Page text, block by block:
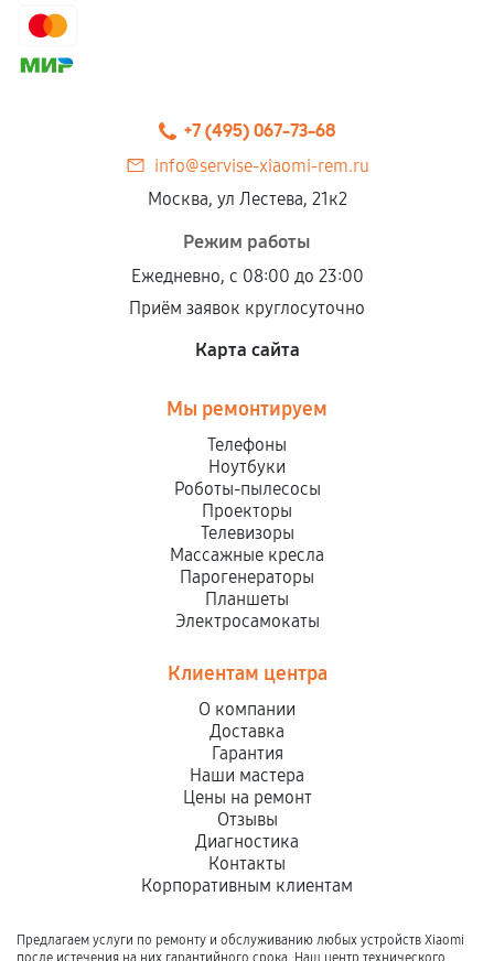
+7 (495) 067-73-68
info@servise-xiaomi-rem.ru
Москва, ул Лестева, 21к2
Режим работы
Ежедневно, с 08:00 до 23:00
Приём заявок круглосуточно
Карта сайта
Мы ремонтируем
Телефоны
Ноутбуки
Роботы-пылесосы
Проекторы
Телевизоры
Массажные кресла
Парогенераторы
Планшеты
Электросамокаты
Клиентам центра
О компании
Доставка
Гарантия
Наши мастера
Цены на ремонт
Отзывы
Диагностика
Контакты
Корпоративным клиентам
Предлагаем услуги по ремонту и обслуживанию любых устройств Xiaomi
после истечения на них гарантийного срока. Наш центр технического